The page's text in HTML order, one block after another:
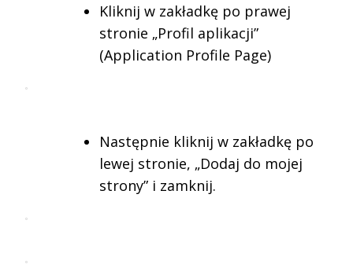
Kliknij w zakładkę po prawej
stronie „Profil aplikacji”
(Application Profile Page)
Następnie kliknij w zakładkę po
lewej stronie, „Dodaj do mojej
strony” i zamknij.